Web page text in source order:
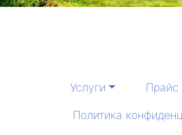
Услуги Прайс
Политика